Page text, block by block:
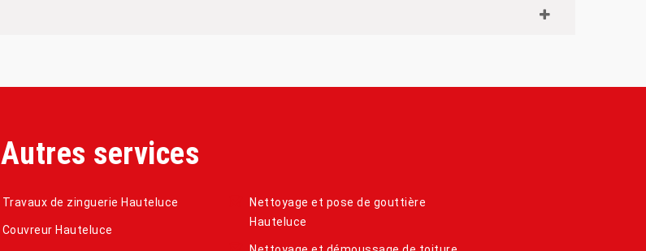
Autres services
Travaux de zinguerie Hauteluce
Couvreur Hauteluce
Nettoyage et pose de gouttière
Hauteluce